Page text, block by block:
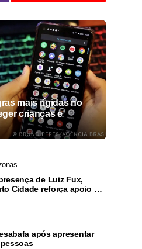
mais rígidas no
crianças e
de Luiz Fux,
Cidade reforça apoio a
após apresentar